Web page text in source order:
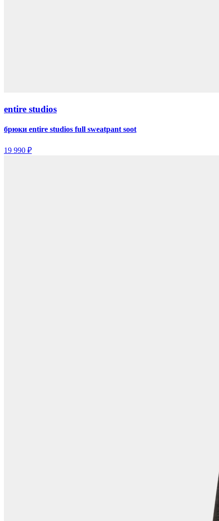
entire studios
брюки entire studios full sweatpant soot
19 990 ₽